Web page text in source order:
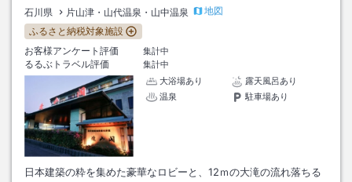
石川県 片山津・山代温泉・山中温泉
地図
ふるさと納税対象施設
お客様アンケート評価
集計中
るるぶトラベル評価
集計中
大浴場あり
露天風呂あり
温泉
駐車場あり
日本建築の粋を集めた豪華なロビーと、12ｍの大滝の流れ落ちる